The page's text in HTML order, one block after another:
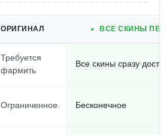
ОРИГИНАЛ ВСЕ СКИНЫ
Требуется
фармить
Все скины сразу
Ограниченное Бесконечное